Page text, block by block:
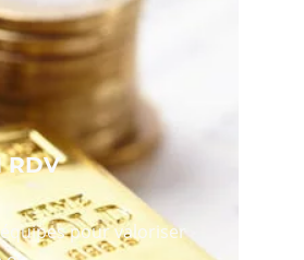
RDV
pour valoriser